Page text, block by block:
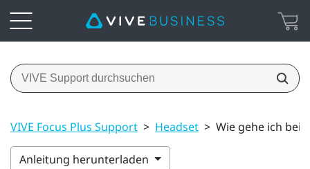
VIVE Focus Plus Support > Headset > Wie gehe ich
Anleitung herunterladen